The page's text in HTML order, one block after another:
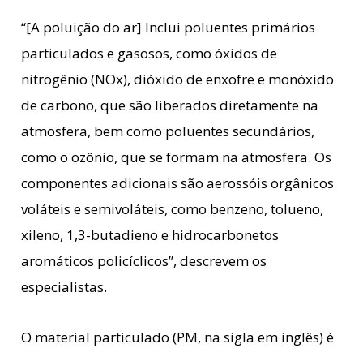
“[A poluição do ar] Inclui poluentes primários
particulados e gasosos, como óxidos de
nitrogênio (NOx), dióxido de enxofre e monóxido
de carbono, que são liberados diretamente na
atmosfera, bem como poluentes secundários,
como o ozônio, que se formam na atmosfera. Os
componentes adicionais são aerossóis orgânicos
voláteis e semivoláteis, como benzeno, tolueno,
xileno, 1,3-butadieno e hidrocarbonetos
aromáticos policíclicos”, descrevem os
especialistas.
O material particulado (PM, na sigla em inglês) é